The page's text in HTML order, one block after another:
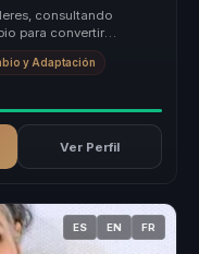
consultando
para convertir
y Adaptación
Ver Perfil
ES EN FR